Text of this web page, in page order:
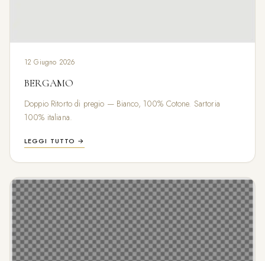
12 Giugno 2026
BERGAMO
Doppio Ritorto di pregio — Bianco, 100% Cotone. Sartoria
100% italiana.
LEGGI TUTTO →